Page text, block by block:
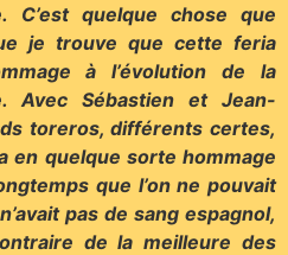
C’est quelque chose que
je trouve que cette feria
à l’évolution de la
Avec Sébastien et Jean-
toreros, différents certes,
en quelque sorte hommage
que l’on ne pouvait
pas de sang espagnol,
de la meilleure des